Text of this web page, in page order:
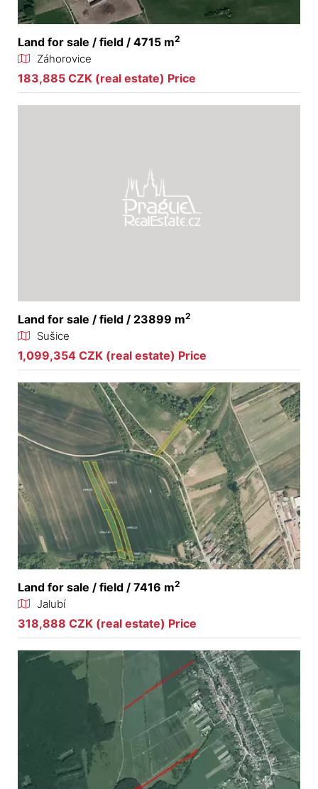
Land for sale / field / 4715 m2
Záhorovice
183,885 CZK (real estate) Price
Land for sale / field / 23899 m2
Sušice
1,099,354 CZK (real estate) Price
Land for sale / field / 7416 m2
Jalubí
318,888 CZK (real estate) Price